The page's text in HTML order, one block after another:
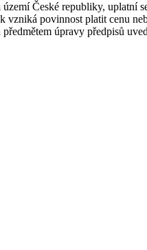
České republiky, uplatní
povinnost platit cenu
úpravy předpisů